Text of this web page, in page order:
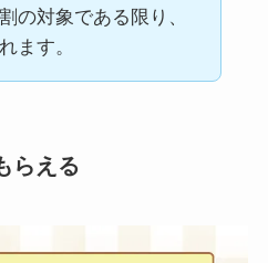
の対象である限り、
ます。
らえる